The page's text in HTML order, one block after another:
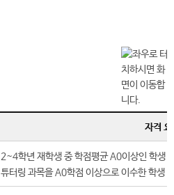
자격
2~4학년 재학생 중 학점평균 A0이상인 학생
튜터링 과목을 A0학점 이상으로 이수한 학생